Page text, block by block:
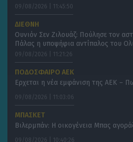
09/08/2026 | 11:45:50
ΔΙΕΘΝΗ
Ουνιόν Σεν Ζιλουάζ: Πούλησε τον
Πάλας η υποψήφια αντίπαλος του
09/08/2026 | 11:21:26
ΠΟΔΟΣΦΑΙΡΟ ΑΕΚ
Ερχεται η νέα εμφάνιση της ΑΕΚ –
09/08/2026 | 11:03:06
ΜΠΑΣΚΕΤ
Βιλερμπάν: Η οικογένεια Μπας
09/08/2026 | 10:40:26